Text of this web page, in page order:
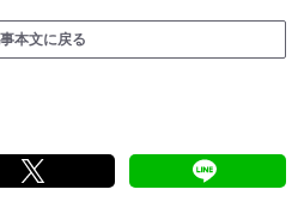
本文に戻る